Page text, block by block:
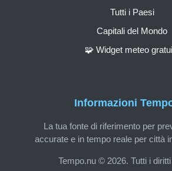
Informazioni
La tua fonte di riferimento per
accurate e in tempo reale per città
Tempo.nu © 2026. Tutti i
Tutti i Paesi
Capitali del Mondo
🧩 Widget meteo